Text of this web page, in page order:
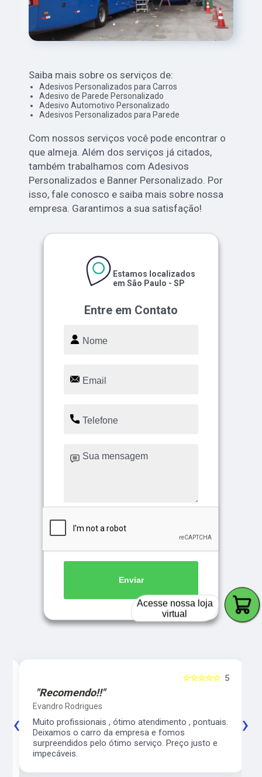
Saiba mais sobre os serviços de:
Adesivos Personalizados para Carros
Adesivo de Parede Personalizado
Adesivo Automotivo Personalizado
Adesivos Personalizados para Parede
Com nossos serviços você pode encontrar o
que almeja. Além dos serviços já citados,
também trabalhamos com Adesivos
Personalizados e Banner Personalizado. Por
isso, fale conosco e saiba mais sobre nossa
empresa. Garantimos a sua satisfação!
Entre em Contato
Estamos localizados
em São Paulo - SP
Enviar
5
☆☆☆☆☆
"Recomendo!!"
Evandro Rodrigues
Muito profissionais , ótimo atendimento , pontuais.
Deixamos o carro da empresa e fomos
surpreendidos pelo ótimo serviço. Preço justo e
impecáveis.
‹ ›
Acesse nossa loja
virtual